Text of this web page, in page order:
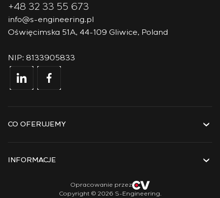
+48 32 33 55 673
info@s-engineering.pl
Oświęcimska 51A, 44-109 Gliwice, Poland
NIP: 8133905833
CO OFERUJEMY
Rozwiązania
INFORMACJE
Copyright © 2026 S-Engineering.
Opracowanie przez